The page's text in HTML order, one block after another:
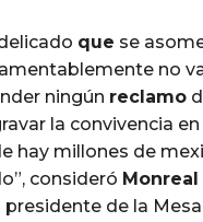
que se
lamentablemente no
ningún reclamo
la convivencia
hay millones de
consideró Monreal
presidente de la